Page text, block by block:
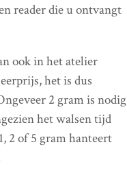
reader die u ontvangt
ook in het atelier
het is dus
2 gram is nodig
het walsen tijd
2 of 5 gram hanteert